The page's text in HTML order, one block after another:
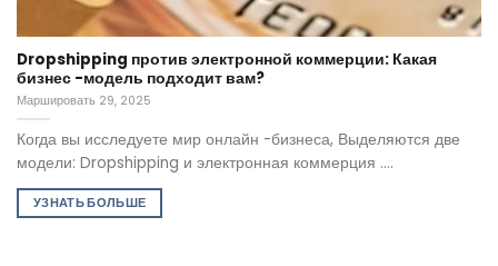
Dropshipping против электронной коммерции: Какая
бизнес -модель подходит вам?
Маршировать 29, 2025
Когда вы исследуете мир онлайн -бизнеса, Выделяются две
модели: Dropshipping и электронная коммерция ....
УЗНАТЬ БОЛЬШЕ